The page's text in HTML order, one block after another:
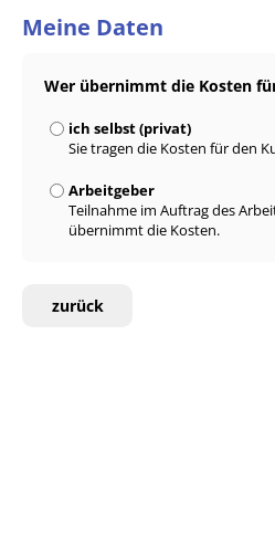
Meine Daten
Wer übernimmt die Kosten
ich selbst (privat)
Sie tragen die Kosten für den
Arbeitgeber
Teilnahme im Auftrag des
übernimmt die Kosten.
zurück